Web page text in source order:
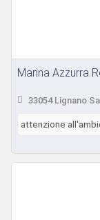
Marina Azzurra
33054 Lignano
attenzione